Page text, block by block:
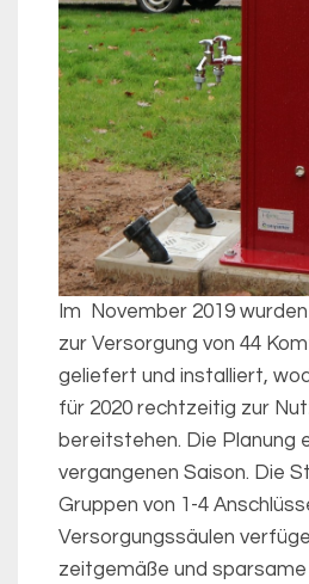
Im November 2019
zur Versorgung von 44
geliefert und installiert,
für 2020 rechtzeitig zur
bereitstehen. Die Planung
vergangenen Saison. Die
Gruppen von 1-4
Versorgungssäulen
zeitgemäße und sparsame